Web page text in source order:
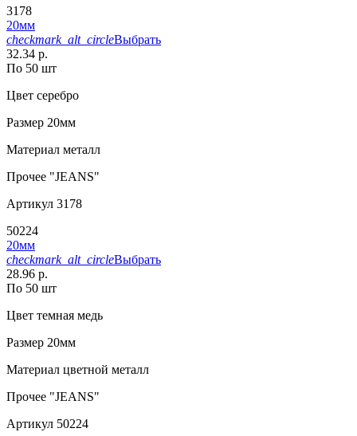
3178
20мм
checkmark_alt_circleВыбрать
32.34 р.
По 50 шт
Цвет серебро
Размер 20мм
Материал металл
Прочее "JEANS"
Артикул 3178
50224
20мм
checkmark_alt_circleВыбрать
28.96 р.
По 50 шт
Цвет темная медь
Размер 20мм
Материал цветной металл
Прочее "JEANS"
Артикул 50224